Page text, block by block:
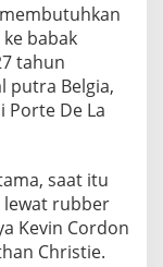
babak
tahun
putra Belgia,
Porte De La
saat itu
lewat rubber
Kevin Cordon
Christie.